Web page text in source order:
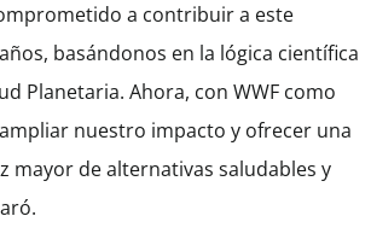
a contribuir a este
basándonos en la lógica científica
Planetaria. Ahora, con WWF como
nuestro impacto y ofrecer una
mayor de alternativas saludables y